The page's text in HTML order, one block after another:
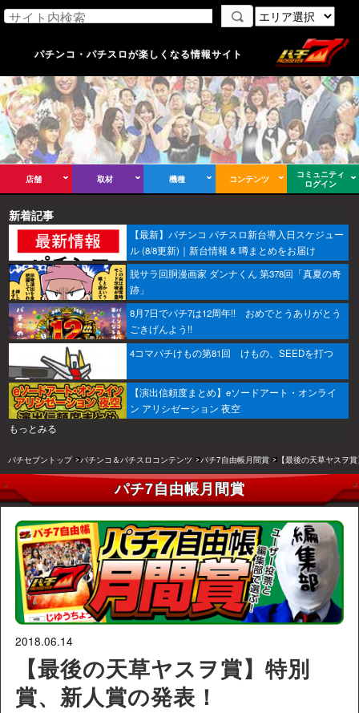
パチンコ・パチスロが楽しくなる情報サイト
店舗 取材 機種 コンテンツ
コミュニティ
ログイン
新着記事
【最新】パチンコ パチスロ新台導入日スケジュー
ル (8/8更新)｜新台情報 & 噂まとめをお届け
脱サラ回胴漫画家 ダンナくん 第378回「真夏の奇
跡」
8月7日でパチ7は12周年!! おめでとうありがとう
ごきげんよう!!
4コマパチけもの第81回 けもの、SEEDを打つ
【演出信頼度まとめ】eソードアート・オンライ
ン アリシゼーション 夜空
もっとみる
パチセブントップ パチンコ＆パチスロコンテンツ パチ7自由帳月間賞 【最後の天草ヤスヲ
パチ7自由帳月間賞
2018.06.14
【最後の天草ヤスヲ賞】特別
賞、新人賞の発表！